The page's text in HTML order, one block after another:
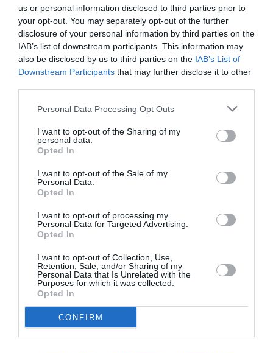
us or personal information disclosed to third parties prior to
your opt-out. You may separately opt-out of the further
disclosure of your personal information by third parties on the
IAB’s list of downstream participants. This information may
also be disclosed by us to third parties on the IAB’s List of
Downstream Participants that may further disclose it to other
Personal Data Processing Opt Outs
I want to opt-out of the Sharing of my
personal data.
Opted In
I want to opt-out of the Sale of my
Personal Data.
Opted In
I want to opt-out of processing my
Personal Data for Targeted Advertising.
Opted In
I want to opt-out of Collection, Use,
Retention, Sale, and/or Sharing of my
Personal Data that Is Unrelated with the
Purposes for which it was collected.
Opted In
CONFIRM
annulé au Canada
Donald Trumpa commenté l'article :
Air Force One : les retards de Boeing s’aggravent, la
american airlines sao paulo
LIRE AUSSI
UNITED-DELTA : LE COUP
SCOTT KIRBY QUI...